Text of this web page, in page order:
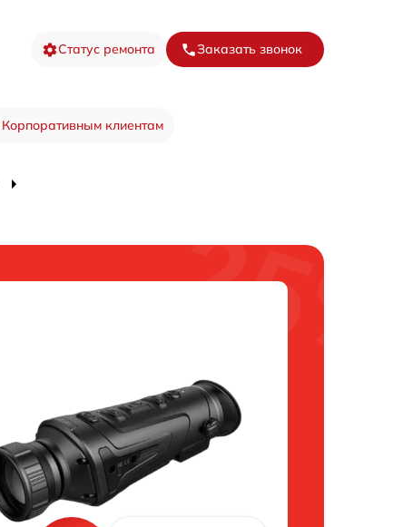
Статус ремонта Заказать звонок
Корпоративным клиентам